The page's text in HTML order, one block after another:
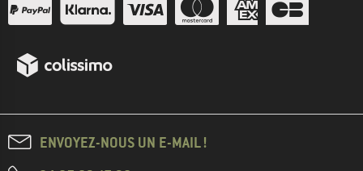
ENVOYEZ-NOUS UN E-MAIL !